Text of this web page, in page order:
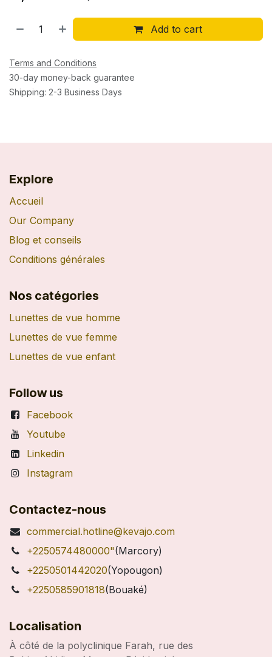
Add to cart
Terms and Conditions
30-day money-back guarantee
Shipping: 2-3 Business Days
Explore
Accueil
Our Company
Blog et conseils
Conditions générales
Nos catégories
Lunettes de vue homme
Lunettes de vue femme
Lunettes de vue enfant
Follow us
Facebook
Youtube
Linkedin
Instagram
Contactez-nous
commercial.hotline@kevajo.com
+2250574480000"(Marcory)
+2250501442020(Yopougon)
+2250585901818(Bouaké)
Localisation
À côté de la polyclinique Farah, rue des